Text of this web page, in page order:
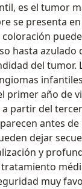
es el tumor
se presenta
coloración
hasta azulado
del tumor.
primer año de
partir del
antes de
dejar
y
muy